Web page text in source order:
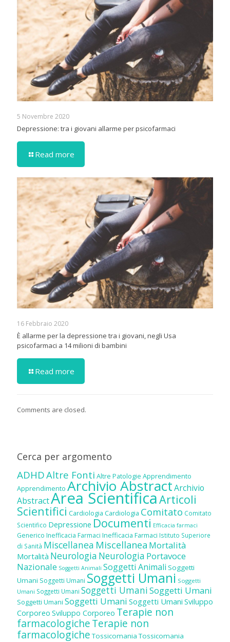
5 Novembre 2020
Depressione: tra i giovani allarme per psicofarmaci
Read more
16 Febbraio 2020
È allarme per la depressione tra i giovani, negli Usa
psicofarmaci a 14 milioni di bambini
Read more
Comments are closed.
Cerca per argomento
ADHDAltre Fonti Altre Patologie Apprendimento
Apprendimento Archivio AbstractArchivio
AbstractArea ScientificaArticoli
Scientifici Cardiologia Cardiologia Comitato Comitato
Scientifico Depressione Documenti Efficacia farmaci
Generico Inefficacia Farmaci Inefficacia Farmaci Istituto Superiore
di Sanità Miscellanea Miscellanea Mortalità
Mortalità Neurologia Neurologia Portavoce
Nazionale Soggetti Animali Soggetti Animali Soggetti
Umani Soggetti Umani Soggetti Umani Soggetti
Umani Soggetti Umani Soggetti UmaniSoggetti Umani
Soggetti Umani Soggetti Umani Soggetti Umani Sviluppo
Corporeo Sviluppo Corporeo Terapie non
farmacologicheTerapie non
farmacologiche Tossicomania Tossicomania